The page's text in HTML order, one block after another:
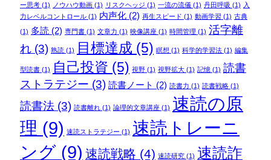
ー思考(1) ノウハウ動画(1) リスクヘッジ (1) 一流の流儀(1) 丹田呼吸 (1) 入
力レベルコントロール(1) 内声化(2) 再生スピード (1) 動画学習 (1) 古典
(1) 多読 (2) 専門書(1) 文章力 (1) 映像講座(1) 時間管理 (1) 活字離
れ(3) 熟読(1) 目標達成 (5) 瞑想 (1) 科学的学習法(1) 編集
型読書(1) 自己投資 (5) 視野(1) 視野拡大(1) 記憶(1) 読書
ストラテジー (3) 読書ノート (2) 読書力 (1) 読書戦略(1)
読書法(3) 読書離れ(1) 論理的文章講座(1) 速読の原
理 (9) 速読ストラテジー (1) 速読トレーニ
ング(9) 速読戦略 (4) 速読研究(1) 速読詐